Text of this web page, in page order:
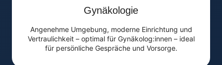
Gynäkologie
Angenehme Umgebung, moderne Einrichtung und
Vertraulichkeit – optimal für Gynäkolog:innen – ideal
für persönliche Gespräche und Vorsorge.